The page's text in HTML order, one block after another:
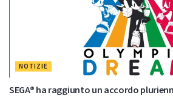
NOTIZIE
SEGA® ha raggiunto un accordo